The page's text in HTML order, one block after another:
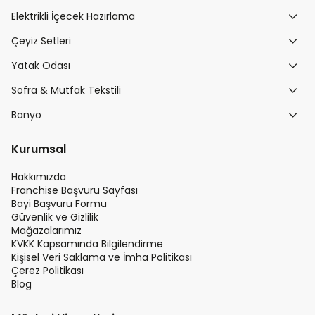
Elektrikli İçecek Hazırlama
Çeyiz Setleri
Yatak Odası
Sofra & Mutfak Tekstili
Banyo
Kurumsal
Hakkımızda
Franchise Başvuru Sayfası
Bayi Başvuru Formu
Güvenlik ve Gizlilik
Mağazalarımız
KVKK Kapsamında Bilgilendirme
Kişisel Veri Saklama ve İmha Politikası
Çerez Politikası
Blog